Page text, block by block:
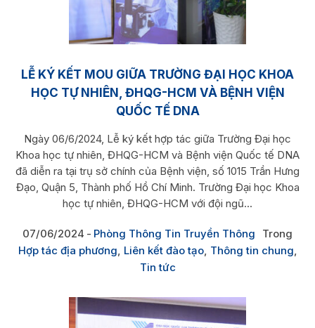
LỄ KÝ KẾT MOU GIỮA TRƯỜNG ĐẠI HỌC KHOA
HỌC TỰ NHIÊN, ĐHQG-HCM VÀ BỆNH VIỆN
QUỐC TẾ DNA
Ngày 06/6/2024, Lễ ký kết hợp tác giữa Trường Đại học
Khoa học tự nhiên, ĐHQG-HCM và Bệnh viện Quốc tế DNA
đã diễn ra tại trụ sở chính của Bệnh viện, số 1015 Trần Hưng
Đạo, Quận 5, Thành phố Hồ Chí Minh. Trường Đại học Khoa
học tự nhiên, ĐHQG-HCM với đội ngũ...
07/06/2024 Phòng Thông Tin Truyền Thông
Trong
Hợp tác địa phương, Liên kết đào tạo, Thông tin chung,
Tin tức